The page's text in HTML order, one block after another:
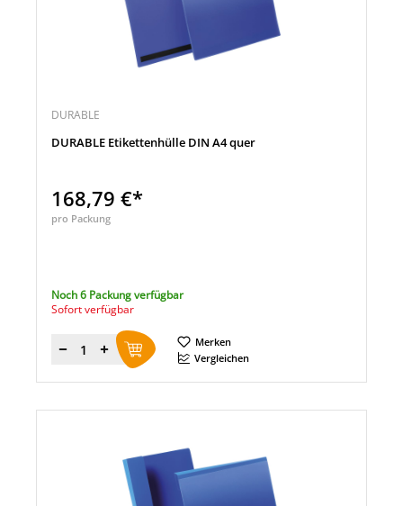
DURABLE
DURABLE Etikettenhülle DIN A4 quer
168,79 €*
pro Packung
Noch 6 Packung verfügbar
Sofort verfügbar
Menge
Merken
Vergleichen